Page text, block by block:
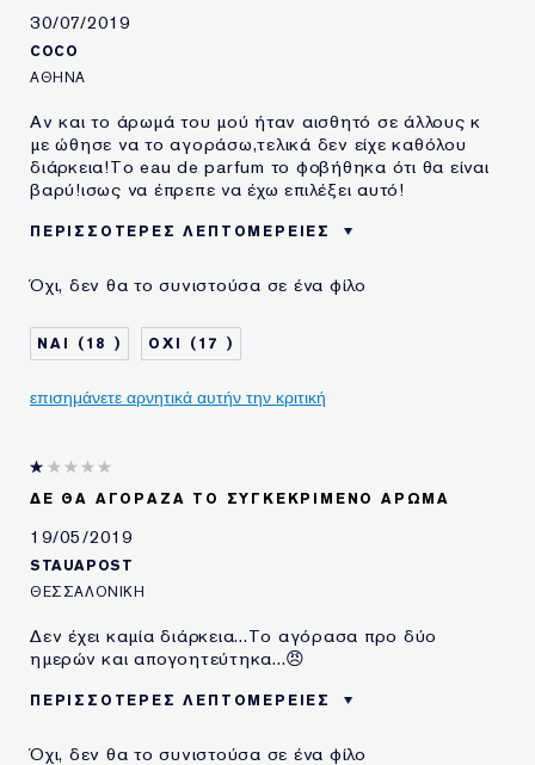
30/07/2019
COCO
ΑΘΉΝΑ
Αν και το άρωμά του μού ήταν αισθητό σε άλλους κ
με ώθησε να το αγοράσω,τελικά δεν είχε καθόλου
διάρκεια!Το eau de parfum το φοβήθηκα ότι θα είναι
βαρύ!ισως να έπρεπε να έχω επιλέξει αυτό!
ΠΕΡΙΣΣΌΤΕΡΕΣ ΛΕΠΤΟΜΈΡΕΙΕΣ
ΤΥΠΟΣ ΔΕΡΜΑΤΟΣ
ΚΑΝΟΝΙΚΟ/ΜΕΙΚΤΟ
ΑΝΑΓΚΗ ΕΠΙΔΕΡΜΙΔΑΣ
ΧΡΗΣΙΜΟΠΟΙΩ
LAUDER ΓΙΑ
Όχι, δεν θα το συνιστούσα σε ένα φίλο
18 17
επισημάνετε αρνητικά αυτήν την κριτική
ΔΕ ΘΑ ΑΓΟΡΑΖΑ ΤΟ ΣΥΓΚΕΚΡΙΜΈΝΟ ΆΡΩΜΑ
19/05/2019
STAUAPOST
ΘΕΣΣΑΛΟΝΊΚΗ
Δεν έχει καμία διάρκεια...Το αγόρασα προ δύο
ημερών και απογοητεύτηκα...😠
ΠΕΡΙΣΣΌΤΕΡΕΣ ΛΕΠΤΟΜΈΡΕΙΕΣ
Όχι, δεν θα το συνιστούσα σε ένα φίλο